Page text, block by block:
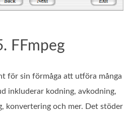
FFmpeg
för sin förmåga att utföra många
inkluderar kodning, avkodning,
konvertering och mer. Det stöder